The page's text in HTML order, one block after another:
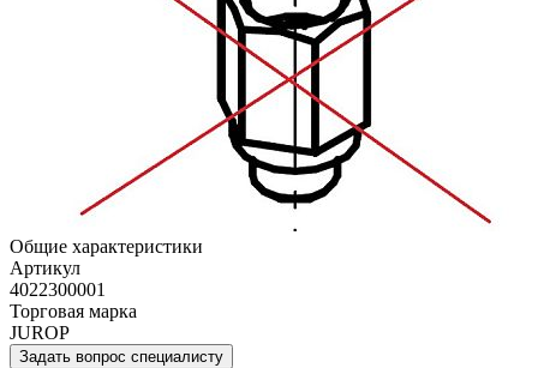
Общие характеристики
Артикул
4022300001
Торговая марка
JUROP
Задать вопрос специалисту